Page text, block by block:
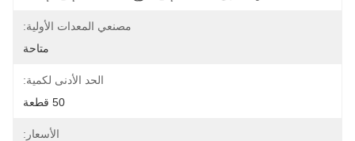
مصنعي المعدات الأولية:
متاحة
الحد الأدنى لكمية:
50 قطعة
الأسعار: